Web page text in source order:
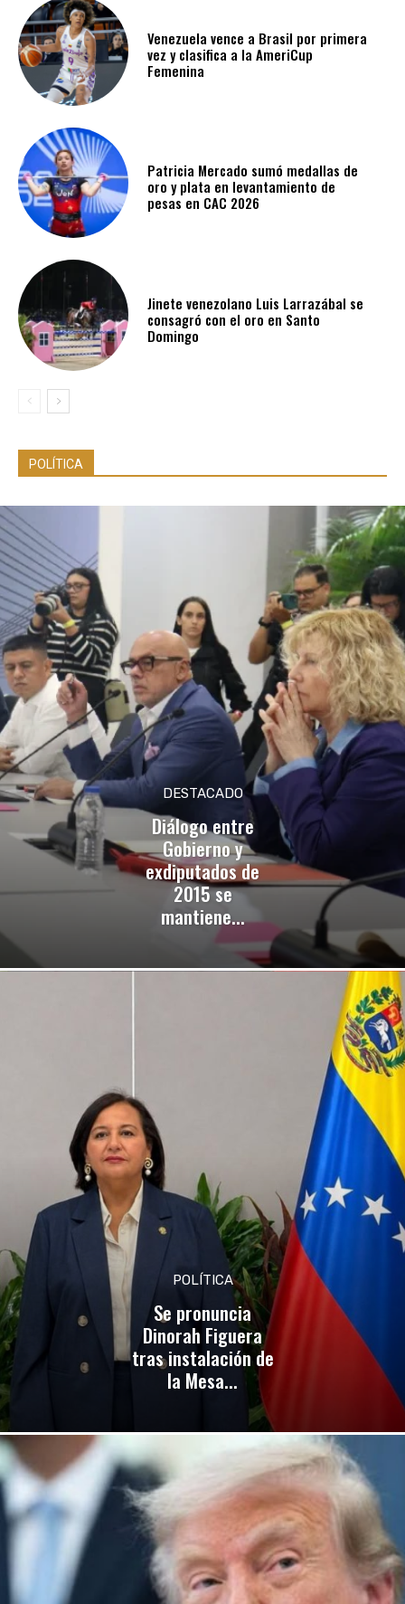
Venezuela vence a Brasil por primera
vez y clasifica a la AmeriCup
Femenina​
Patricia Mercado sumó medallas de
oro y plata en levantamiento de
pesas en CAC 2026
Jinete venezolano Luis Larrazábal se
consagró con el oro en Santo
Domingo
POLÍTICA
DESTACADO
Diálogo entre
Gobierno y
exdiputados de
2015 se
mantiene...
POLÍTICA
Se pronuncia
Dinorah Figuera
tras instalación de
la Mesa...